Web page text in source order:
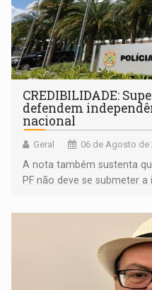
CREDIBILIDADE:
defendem
nacional
Geral 06 de Agosto de
A nota também sustenta
PF não deve se submeter